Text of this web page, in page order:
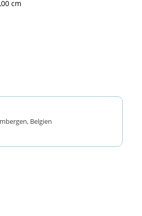
cm
Belgien